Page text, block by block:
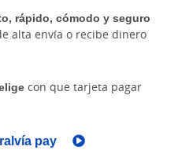
rápido, cómodo y seguro
alta envía o recibe dinero
con que tarjeta pagar
pay